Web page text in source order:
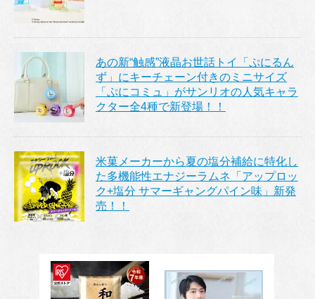
あの新“触感”液晶お世話トイ「ぷにるん
ず」にキーチェーン付きのミニサイズ
「ぷにコミュ」がサンリオの人気キャラ
クター全4種で新登場！！
米菓メーカーから夏の塩分補給に特化し
た多機能性エナジーラムネ「アップロッ
ク+塩分 サマーギャングパイン味」新発
売！！